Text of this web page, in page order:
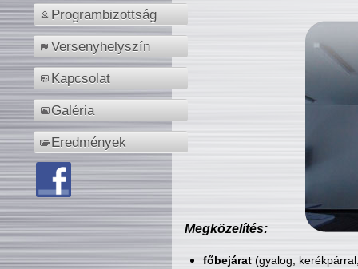
Programbizottság
Versenyhelyszín
Kapcsolat
Galéria
Eredmények
Megközelítés:
főbejárat(gyalog,